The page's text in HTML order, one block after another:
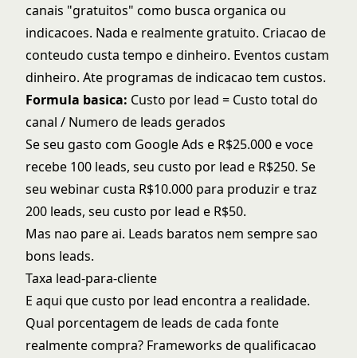
canais "gratuitos" como busca organica ou
indicacoes. Nada e realmente gratuito. Criacao de
conteudo custa tempo e dinheiro. Eventos custam
dinheiro. Ate programas de indicacao tem custos.
Formula basica: Custo por lead = Custo total do
canal / Numero de leads gerados
Se seu gasto com Google Ads e R$25.000 e voce
recebe 100 leads, seu custo por lead e R$250. Se
seu webinar custa R$10.000 para produzir e traz
200 leads, seu custo por lead e R$50.
Mas nao pare ai. Leads baratos nem sempre sao
bons leads.
Taxa lead-para-cliente
E aqui que custo por lead encontra a realidade.
Qual porcentagem de leads de cada fonte
realmente compra? Frameworks de qualificacao